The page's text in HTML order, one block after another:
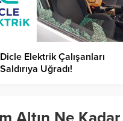
Dicle Elektrik Çalışanları
Saldırıya Uğradı!